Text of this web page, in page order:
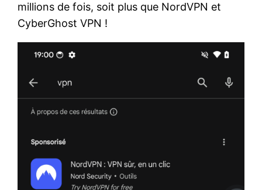
millions de fois, soit plus que NordVPN et
CyberGhost VPN !